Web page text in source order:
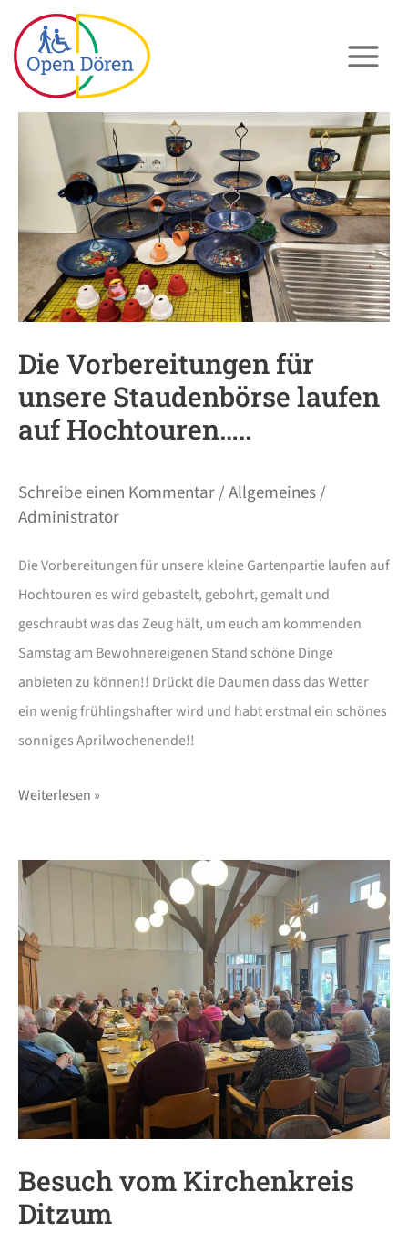
Inhalt
springen
Die Vorbereitungen für
unsere Staudenbörse laufen
auf Hochtouren…..
Schreibe einen Kommentar/Allgemeines/
Administrator
Die Vorbereitungen für unsere kleine Gartenpartie laufen auf
Hochtouren es wird gebastelt, gebohrt, gemalt und
geschraubt was das Zeug hält, um euch am kommenden
Samstag am Bewohnereigenen Stand schöne Dinge
anbieten zu können!! Drückt die Daumen dass das Wetter
ein wenig frühlingshafter wird und habt erstmal ein schönes
sonniges Aprilwochenende!!
Vorbereitungen
Staudenbörse
laufen
auf
Weiterlesen »
Besuch vom Kirchenkreis
Ditzum
Besuch
vom
Kirchenkreis
Ditzum